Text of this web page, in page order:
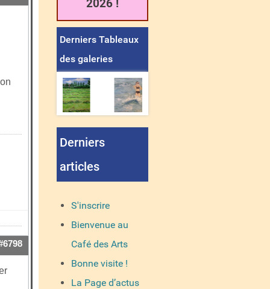
2026 !
Derniers Tableaux
des galeries
Derniers
articles
S'inscrire
Bienvenue au
Café des Arts
Bonne visite !
La Page d’actus